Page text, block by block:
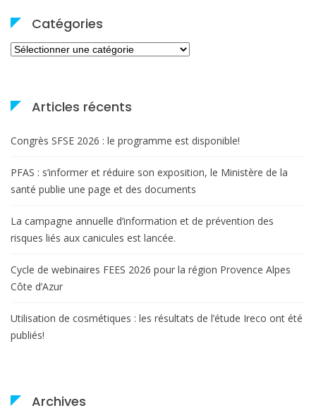
Catégories
Catégories
Articles récents
Congrès SFSE 2026 : le programme est disponible!
PFAS : s’informer et réduire son exposition, le Ministère de la
santé publie une page et des documents
La campagne annuelle d’information et de prévention des
risques liés aux canicules est lancée.
Cycle de webinaires FEES 2026 pour la région Provence Alpes
Côte d’Azur
Utilisation de cosmétiques : les résultats de l’étude Ireco ont été
publiés!
Archives